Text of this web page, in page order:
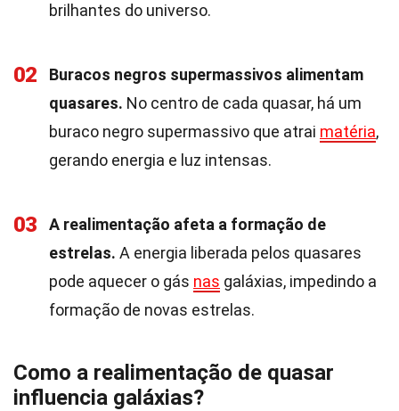
brilhantes do universo.
02
Buracos negros supermassivos alimentam
quasares. No centro de cada quasar, há um
buraco negro supermassivo que atrai matéria,
gerando energia e luz intensas.
03
A realimentação afeta a formação de
estrelas. A energia liberada pelos quasares
pode aquecer o gás nas galáxias, impedindo a
formação de novas estrelas.
Como a realimentação de quasar
influencia galáxias?